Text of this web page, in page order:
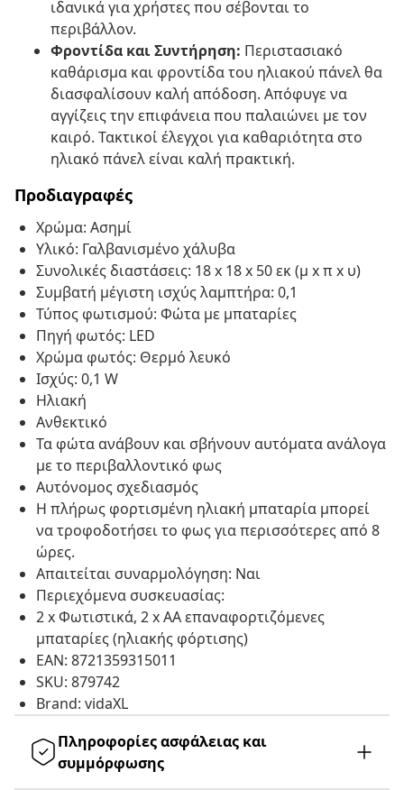
ιδανικά για χρήστες που σέβονται το
περιβάλλον.
Φροντίδα και Συντήρηση: Περιστασιακό
καθάρισμα και φροντίδα του ηλιακού πάνελ θα
διασφαλίσουν καλή απόδοση. Απόφυγε να
αγγίζεις την επιφάνεια που παλαιώνει με τον
καιρό. Τακτικοί έλεγχοι για καθαριότητα στο
ηλιακό πάνελ είναι καλή πρακτική.
Προδιαγραφές
Χρώμα: Ασημί
Υλικό: Γαλβανισμένο χάλυβα
Συνολικές διαστάσεις: 18 x 18 x 50 εκ (μ x π x υ)
Συμβατή μέγιστη ισχύς λαμπτήρα: 0,1
Τύπος φωτισμού: Φώτα με μπαταρίες
Πηγή φωτός: LED
Χρώμα φωτός: Θερμό λευκό
Ισχύς: 0,1 W
Ηλιακή
Ανθεκτικό
Τα φώτα ανάβουν και σβήνουν αυτόματα ανάλογα
με το περιβαλλοντικό φως
Αυτόνομος σχεδιασμός
Η πλήρως φορτισμένη ηλιακή μπαταρία μπορεί
να τροφοδοτήσει το φως για περισσότερες από 8
ώρες.
Απαιτείται συναρμολόγηση: Ναι
Περιεχόμενα συσκευασίας:
2 x Φωτιστικά, 2 x ΑΑ επαναφορτιζόμενες
μπαταρίες (ηλιακής φόρτισης)
EAN: 8721359315011
SKU: 879742
Brand: vidaXL
Πληροφορίες ασφάλειας και
συμμόρφωσης